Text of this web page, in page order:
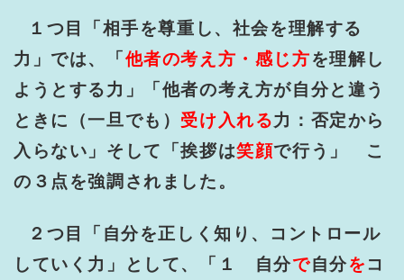
１つ目「相手を尊重し、社会を理解する
力」では、「他者の考え方・感じ方を理解し
ようとする力」「他者の考え方が自分と違う
ときに（一旦でも） 受け入れる力：否定から
入らない」そして「挨拶は笑顔で行う」 こ
の３点を強調されました。
２つ目「自分を正しく知り、コントロール
していく力」として、「１ 自分で自分をコ